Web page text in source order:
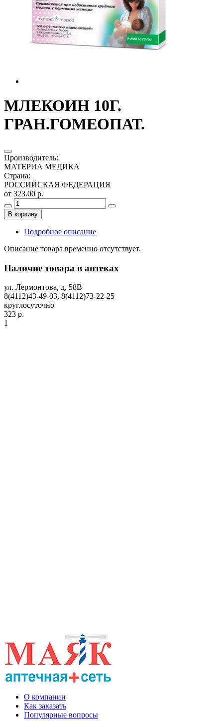
МЛЕКОИН 10Г.
ГРАН.ГОМЕОПАТ.
Производитель:
МАТЕРИА МЕДИКА
Страна:
РОССИЙСКАЯ ФЕДЕРАЦИЯ
от 323.00 р.
В корзину
Подробное описание
Описание товара временно отсутствует.
Наличие товара в аптеках
ул. Лермонтова, д. 58В
8(4112)43-49-03, 8(4112)73-22-25
круглосуточно
323 р.
1
О компании
Как заказать
Популярные вопросы